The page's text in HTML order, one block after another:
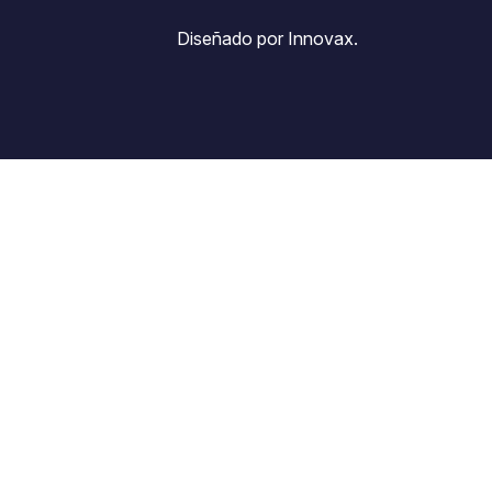
Diseñado por Innovax.